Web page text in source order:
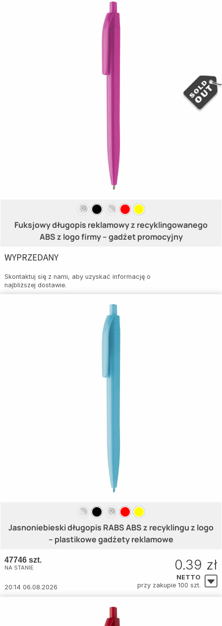
Fuksjowy długopis reklamowy z recyklingowanego
ABS z logo firmy – gadżet promocyjny
WYPRZEDANY
Skontaktuj się z nami, aby uzyskać informację o
najbliższej dostawie.
Jasnoniebieski długopis RABS ABS z recyklingu z logo
– plastikowe gadżety reklamowe
47746 szt.
NA STANIE
20:14 06.08.2026
0.39 zł
NETTO
przy zakupie 100 szt.